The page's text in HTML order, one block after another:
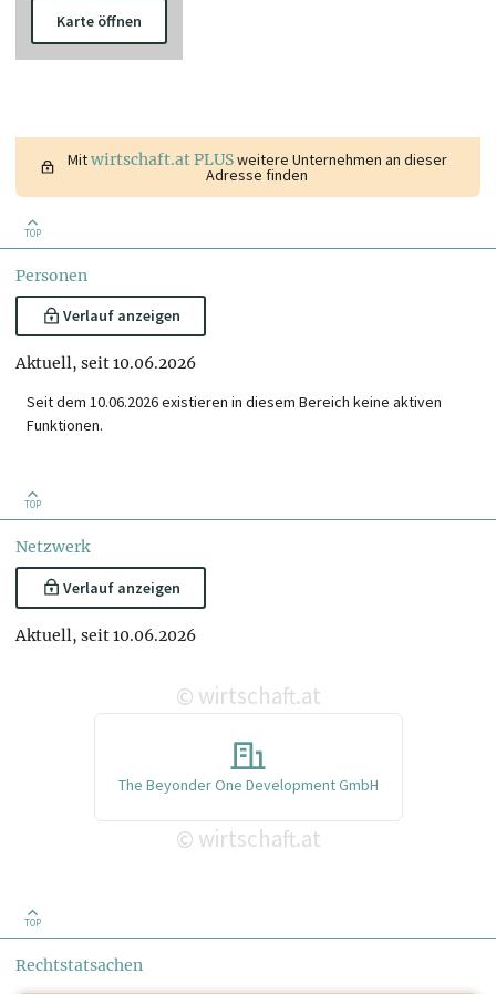
Karte öffnen
Mitwirtschaft.at PLUSweitere Unternehmen an dieser
Adresse finden
TOP
Personen
Verlauf anzeigen
Aktuell, seit 10.06.2026
Seit dem 10.06.2026 existieren in diesem Bereich keine aktiven
Funktionen.
TOP
Netzwerk
Verlauf anzeigen
Aktuell, seit 10.06.2026
© wirtschaft.at
The Beyonder One Development GmbH
© wirtschaft.at
TOP
Rechtstatsachen